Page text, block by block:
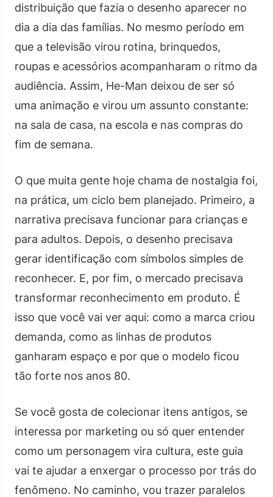
distribuição que fazia o desenho aparecer no
dia a dia das famílias. No mesmo período em
que a televisão virou rotina, brinquedos,
roupas e acessórios acompanharam o ritmo da
audiência. Assim, He-Man deixou de ser só
uma animação e virou um assunto constante:
na sala de casa, na escola e nas compras do
fim de semana.
O que muita gente hoje chama de nostalgia foi,
na prática, um ciclo bem planejado. Primeiro, a
narrativa precisava funcionar para crianças e
para adultos. Depois, o desenho precisava
gerar identificação com símbolos simples de
reconhecer. E, por fim, o mercado precisava
transformar reconhecimento em produto. É
isso que você vai ver aqui: como a marca criou
demanda, como as linhas de produtos
ganharam espaço e por que o modelo ficou
tão forte nos anos 80.
Se você gosta de colecionar itens antigos, se
interessa por marketing ou só quer entender
como um personagem vira cultura, este guia
vai te ajudar a enxergar o processo por trás do
fenômeno. No caminho, vou trazer paralelos